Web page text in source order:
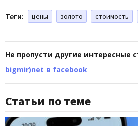
Теги: цены золото стоимость
Не пропусти другие интересные
bigmir)net в facebook
Статьи по теме